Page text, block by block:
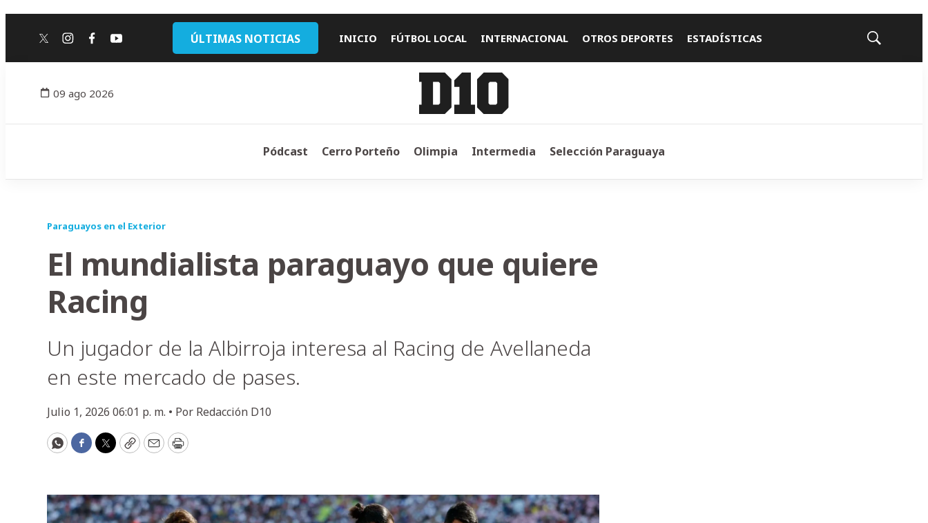
twitterinstagram
facebook
youtube ÚLTIMAS NOTICIAS INICIO FÚTBOL LOCAL INTERNACIONAL OTROS DEPORTES ESTADÍSTICAS
Mostrar
09 ago 2026
Pódcast Cerro Porteño Olimpia Intermedia Selección Paraguaya
Paraguayos en el Exterior
El mundialista paraguayo que quiere
Racing
Un jugador de la Albirroja interesa al Racing de Avellaneda
en este mercado de pases.
Julio 1, 2026 06:01 p. m. • Por Redacción D10
WhatsApp
Facebook
Twitter
CopyEmailPrint